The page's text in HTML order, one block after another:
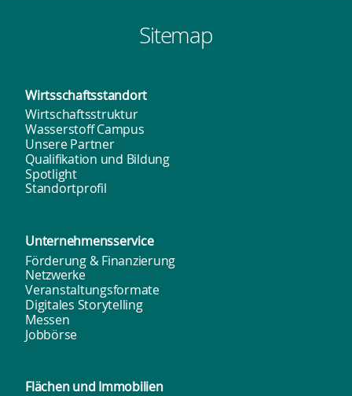
Sitemap
Wirtsschafts­standort
Wirtschaftsstruktur
Wasserstoff Campus
Unsere Partner
Qualifikation und Bildung
Spotlight
Standortprofil
Unternehmens­service
Förderung & Finanzierung
Netzwerke
Veranstaltungsformate
Digitales Storytelling
Messen
Jobbörse
Flächen undImmobilien